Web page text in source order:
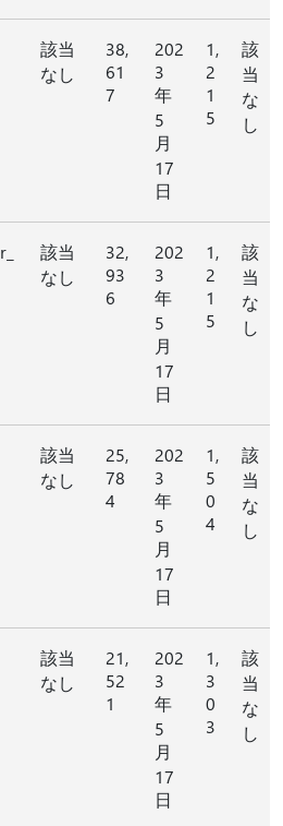
該当
なし
38,
61
7
202
3
年
5
月
17
日
1,
2
1
5
該
当
な
し
該当
なし
32,
93
6
202
3
年
5
月
17
日
1,
2
1
5
該
当
な
し
該当
なし
25,
78
4
202
3
年
5
月
17
日
1,
5
0
4
該
当
な
し
該当
なし
21,
52
1
202
3
年
5
月
17
日
1,
3
0
3
該
当
な
し